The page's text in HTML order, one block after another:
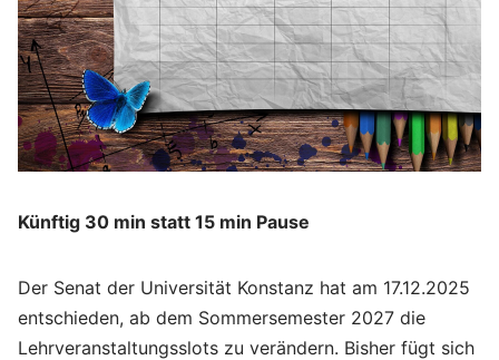
Künftig 30 min statt 15 min Pause
Der Senat der Universität Konstanz hat am 17.12.2025
entschieden, ab dem Sommersemester 2027 die
Lehrveranstaltungsslots zu verändern. Bisher fügt sich